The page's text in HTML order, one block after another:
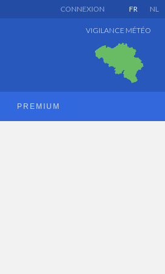
FR NL
CONNEXION
VIGILANCE MÉTÉO
PREMIUM